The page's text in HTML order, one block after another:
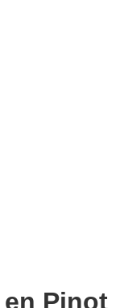
Pinot